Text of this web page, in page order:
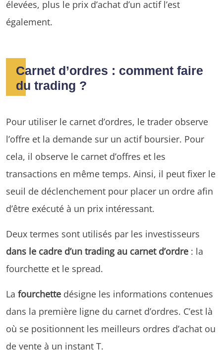
élevées, plus le prix d’achat d’un actif l’est
également.
Carnet d’ordres : comment faire
du trading ?
Pour utiliser le carnet d’ordres, le trader observe
l’offre et la demande sur un actif boursier. Pour
cela, il observe le carnet d’offres et les
transactions en même temps. Ainsi, il peut fixer le
seuil de déclenchement pour placer un ordre afin
d’être exécuté à un prix intéressant.
Deux termes sont utilisés par les investisseurs
dans le cadre d’un trading au carnet d’ordre : la
fourchette et le spread.
La fourchette désigne les informations contenues
dans la première ligne du carnet d’ordres. C’est là
où se positionnent les meilleurs ordres d’achat ou
de vente à un instant T.